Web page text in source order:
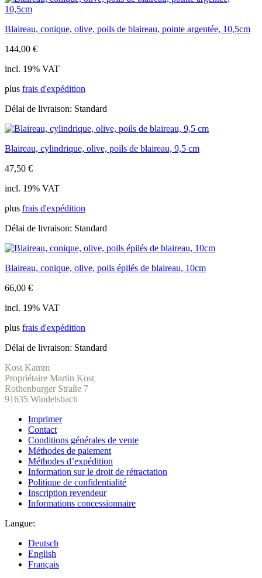
Blaireau, conique, olive, poils de blaireau, pointe argentée, 10,5cm
144,00 €
incl. 19% VAT
plus frais d'expédition
Délai de livraison: Standard
Blaireau, cylindrique, olive, poils de blaireau, 9,5 cm
47,50 €
incl. 19% VAT
plus frais d'expédition
Délai de livraison: Standard
Blaireau, conique, olive, poils épilés de blaireau, 10cm
66,00 €
incl. 19% VAT
plus frais d'expédition
Délai de livraison: Standard
Kost Kamm
Propriétaire Martin Kost
Rothenburger Straße 7
91635 Windelsbach
Imprimer
Contact
Conditions générales de vente
Méthodes de paiement
Méthodes d’expédition
Information sur le droit de rétractation
Politique de confidentialité
Inscription revendeur
Informations concessionnaire
Langue:
Deutsch
English
Français